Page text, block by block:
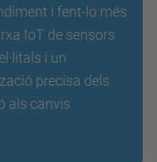
i fent-lo més
IoT de sensors
i un
precisa dels
als canvis